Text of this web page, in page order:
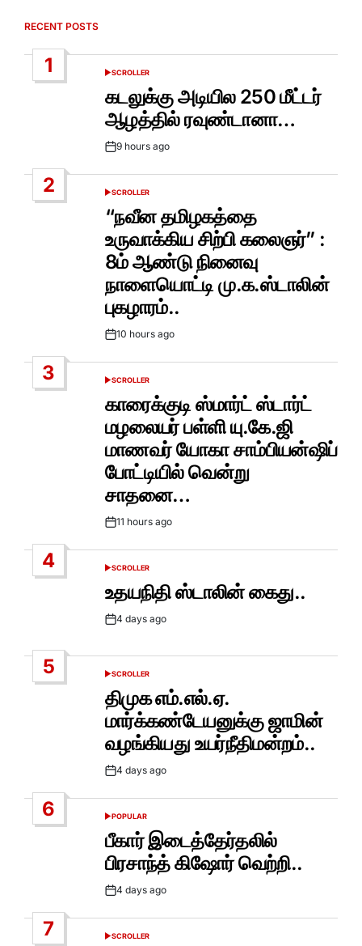
RECENT POSTS
1
POSTED
SCROLLER
கடலுக்கு அடியில 250 மீட்டர்
ஆழத்தில் ரவுண்டானா…
Post9 hours ago
2
POSTED
IN
SCROLLER
“நவீன தமிழகத்தை
உருவாக்கிய சிற்பி கலைஞர்” :
8ம் ஆண்டு நினைவு
நாளையொட்டி மு.க.ஸ்டாலின்
புகழாரம்..
Post10 hours ago
3
POSTED
SCROLLER
காரைக்குடி ஸ்மார்ட் ஸ்டார்ட்
மழலையர் பள்ளி யு.கே.ஜி
மாணவர் யோகா சாம்பியன்ஷிப்
போட்டியில் வென்று
சாதனை…
Post11 hours ago
4
POSTED
SCROLLER
உதயநிதி ஸ்டாலின் கைது..
Post4 days ago
5
POSTED
SCROLLER
திமுக எம்.எல்.ஏ.
மார்க்கண்டேயனுக்கு ஜாமின்
வழங்கியது உயர்நீதிமன்றம்..
Post4 days ago
6
POSTED
IN
POPULAR
பீகார் இடைத்தேர்தலில்
பிரசாந்த் கிஷோர் வெற்றி..
Post4 days ago
7
POSTED
SCROLLER